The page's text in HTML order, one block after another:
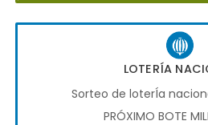
LOTERÍA
Sorteo de loterÍa
PRÓXIMO BOTE